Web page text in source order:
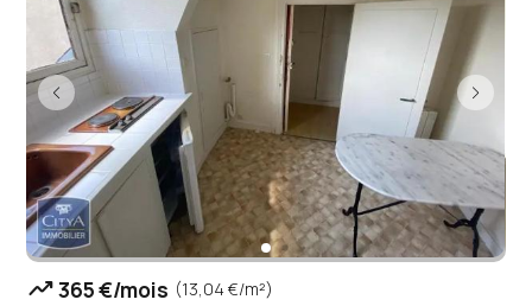
trending_up365 €/mois (13,04 €/m²)